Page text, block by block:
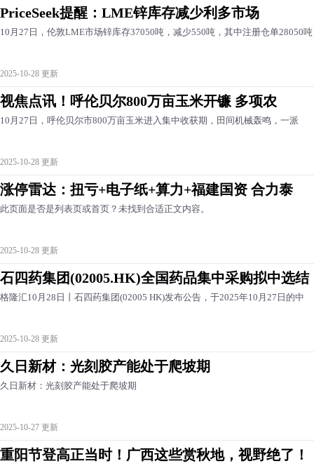
PriceSeek提醒：LME锌库存减少利多市场
10月27日，伦敦LME市场锌库存37050吨，减少550吨，其中注册仓单28050吨
2025-10-28 更新
视焦点讯！呼伦贝尔800万亩玉米开镰 多项农
10月27日，呼伦贝尔市800万亩玉米进入集中收获期，田间机械轰鸣，一派
2025-10-28 更新
涨停雷达：扭亏+电子纸+算力+福建国资 合力泰
此页面是否是列表页或首页？未找到合适正文内容。
2025-10-28 更新
石四药集团(02005.HK)全国药品集中采购拟中选结
格隆汇10月28日丨石四药集团(02005 HK)发布公告，于2025年10月27日的中
2025-10-28 更新
久日新材：光刻胶产能处于爬坡期
久日新材：光刻胶产能处于爬坡期
2025-10-27 更新
重阳节登高正当时！广西这些赏秋地，视野绝了！